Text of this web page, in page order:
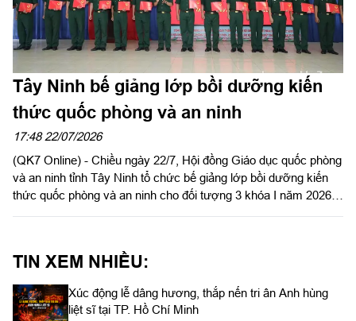
Tây Ninh bế giảng lớp bồi dưỡng kiến
thức quốc phòng và an ninh
17:48 22/07/2026
(QK7 Online) - Chiều ngày 22/7, Hội đồng Giáo dục quốc phòng
và an ninh tỉnh Tây Ninh tổ chức bế giảng lớp bồi dưỡng kiến
thức quốc phòng và an ninh cho đối tượng 3 khóa I năm 2026.
TIN XEM NHIỀU:
Xúc động lễ dâng hương, thắp nến tri ân Anh hùng
liệt sĩ tại TP. Hồ Chí Minh